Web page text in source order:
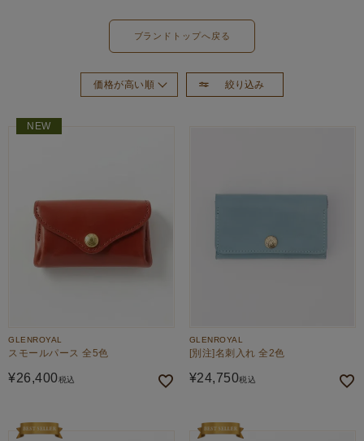
ブランドトップへ戻る
絞り込み
価格が高い順
NEW
GLENROYAL
スモールパース 全5色
¥26,400税込
GLENROYAL
[別注]名刺入れ 全2色
¥24,750税込